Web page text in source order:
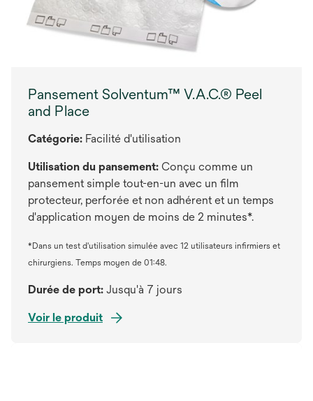
Pansement Solventum™ V.A.C.® Peel
and Place
Catégorie: Facilité d'utilisation
Utilisation du pansement: Conçu comme un
pansement simple tout-en-un avec un film
protecteur, perforée et non adhérent et un temps
d'application moyen de moins de 2 minutes*.
*Dans un test d'utilisation simulée avec 12 utilisateurs infirmiers et
chirurgiens. Temps moyen de 01:48.
Durée de port: Jusqu'à 7 jours
Voir le produit